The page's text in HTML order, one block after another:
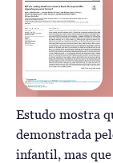
Estudo mostra
demonstrada
infantil, mas